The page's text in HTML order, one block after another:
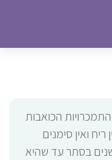
הכואבות
ואין סימנים
שנים בסתר עד שהיא